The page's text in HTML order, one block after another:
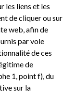
les liens et les
de cliquer ou sur
web, afin de
par voie
de ces
de
1, point f), du
sur la